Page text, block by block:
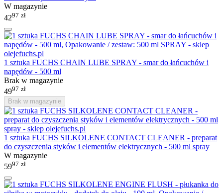
W magazynie
4297 zł
1 sztuka FUCHS CHAIN LUBE SPRAY - smar do łańcuchów i
napędów - 500 ml
Brak w magazynie
4997 zł
Brak w magazynie
1 sztuka FUCHS SILKOLENE CONTACT CLEANER - preparat
do czyszczenia styków i elementów elektrycznych - 500 ml spray
W magazynie
5997 zł